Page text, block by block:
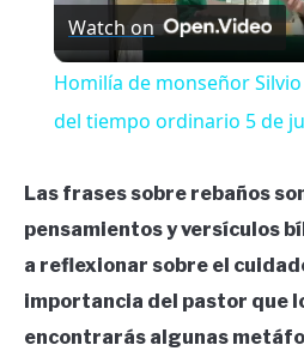
Watch on
Homilía de monseñor
del tiempo ordinario 5 de
Las frases sobre rebaños
pensamientos y versículos
a reflexionar sobre el
importancia del pastor que
encontrarás algunas